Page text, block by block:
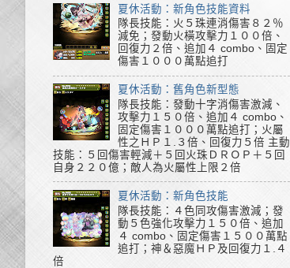
夏休活動：新角色技能資料
隊長技能：火５珠連消傷害８２％
減免；發動火橫攻擊力１００倍、
回復力２倍、追加４ combo、固定
傷害１０００萬點追打
夏休活動：舊角色新型態
隊長技能：發動十字消傷害激減、
攻擊力１５０倍、追加４ combo、
固定傷害１０００萬點追打；火屬
性之ＨＰ１.３倍、回復力５倍 主動
技能：５回傷害輕減＋５回火珠ＤＲＯＰ＋５回
自身２２０億；敵人為火屬性上限２倍
夏休活動：新角色技能
隊長技能：４色同攻傷害激減；發
動５色強化攻擊力１５０倍、追加
４ combo、固定傷害１５００萬點
追打；神＆惡魔ＨＰ及回復力１.４
倍